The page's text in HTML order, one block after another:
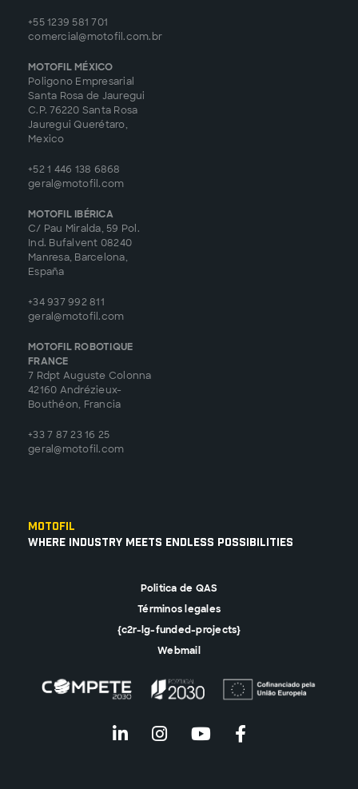
+55 1239 581 701
comercial@motofil.com.br
MOTOFIL MÉXICO
Poligono Empresarial
Santa Rosa de Jauregui
C.P. 76220 Santa Rosa
Jauregui Querétaro,
Mexico
+52 1 446 138 6868
geral@motofil.com
MOTOFIL IBÉRICA
C/ Pau Miralda, 59 Pol.
Ind. Bufalvent 08240
Manresa, Barcelona,
España
+34 937 992 811
geral@motofil.com
MOTOFIL ROBOTIQUE
FRANCE
7 Rdpt Auguste Colonna
42160 Andrézieux-
Bouthéon, Francia
+33 7 87 23 16 25
geral@motofil.com
Motofil
Where Industry Meets Endless Possibilities
Politica de QAS
Términos legales
{c2r-lg-funded-projects}
Webmail